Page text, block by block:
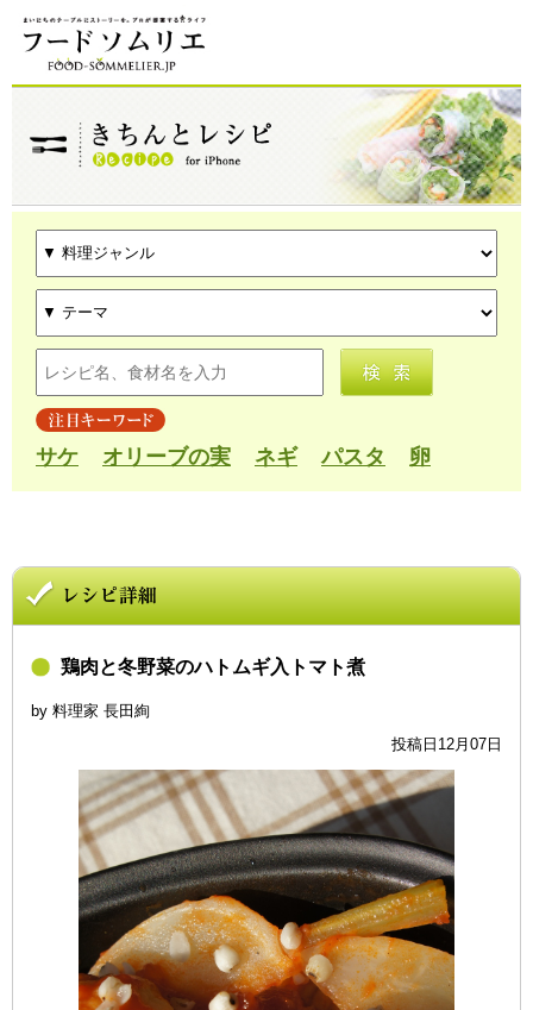
サケ オリーブの実 ネギ パスタ 卵
鶏肉と冬野菜のハトムギ入トマト煮
by 料理家 長田絢
投稿日12月07日